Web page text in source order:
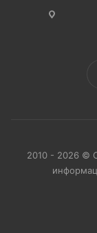
2010 - 2026 ©